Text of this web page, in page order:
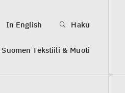
In English Haku
Suomen Tekstiili & Muoti